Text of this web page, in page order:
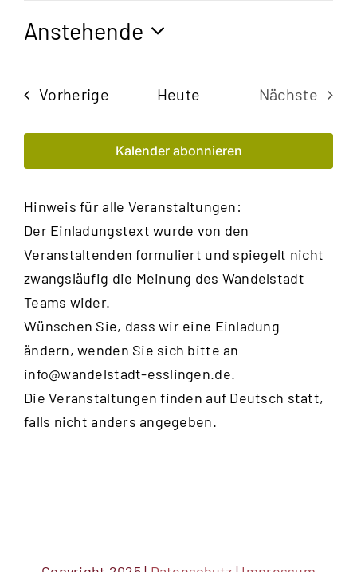
Anstehende
Datum
VorherigeVeranstaltungen
Heute
Nächste
Kalender abonnieren
Hinweis für alle Veranstaltungen:
Der Einladungstext wurde von den
Veranstaltenden formuliert und spiegelt nicht
zwangsläufig die Meinung des Wandelstadt
Teams wider.
Wünschen Sie, dass wir eine Einladung
ändern, wenden Sie sich bitte an
info@wandelstadt-esslingen.de.
Die Veranstaltungen finden auf Deutsch statt,
falls nicht anders angegeben.